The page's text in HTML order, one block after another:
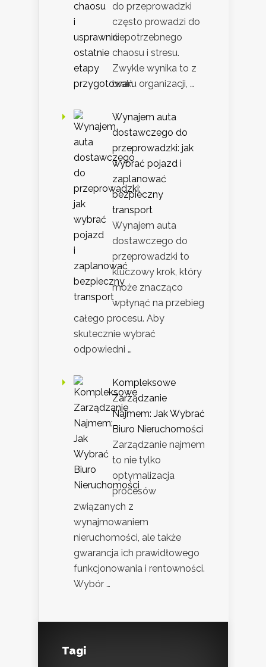
do przeprowadzki
często prowadzi do
niepotrzebnego
chaosu i stresu.
Zwykle wynika to z
braku organizacji, …
Wynajem auta
dostawczego do
przeprowadzki: jak
wybrać pojazd i
zaplanować
bezpieczny
transport
Wynajem auta
dostawczego do
przeprowadzki to
kluczowy krok, który
może znacząco
wpłynąć na przebieg
całego procesu. Aby
skutecznie wybrać
odpowiedni …
Kompleksowe
Zarządzanie
Najmem: Jak Wybrać
Biuro Nieruchomości
Zarządzanie najmem
to nie tylko
optymalizacja
procesów
związanych z
wynajmowaniem
nieruchomości, ale także
gwarancja ich prawidłowego
funkcjonowania i rentowności.
Wybór …
Tagi